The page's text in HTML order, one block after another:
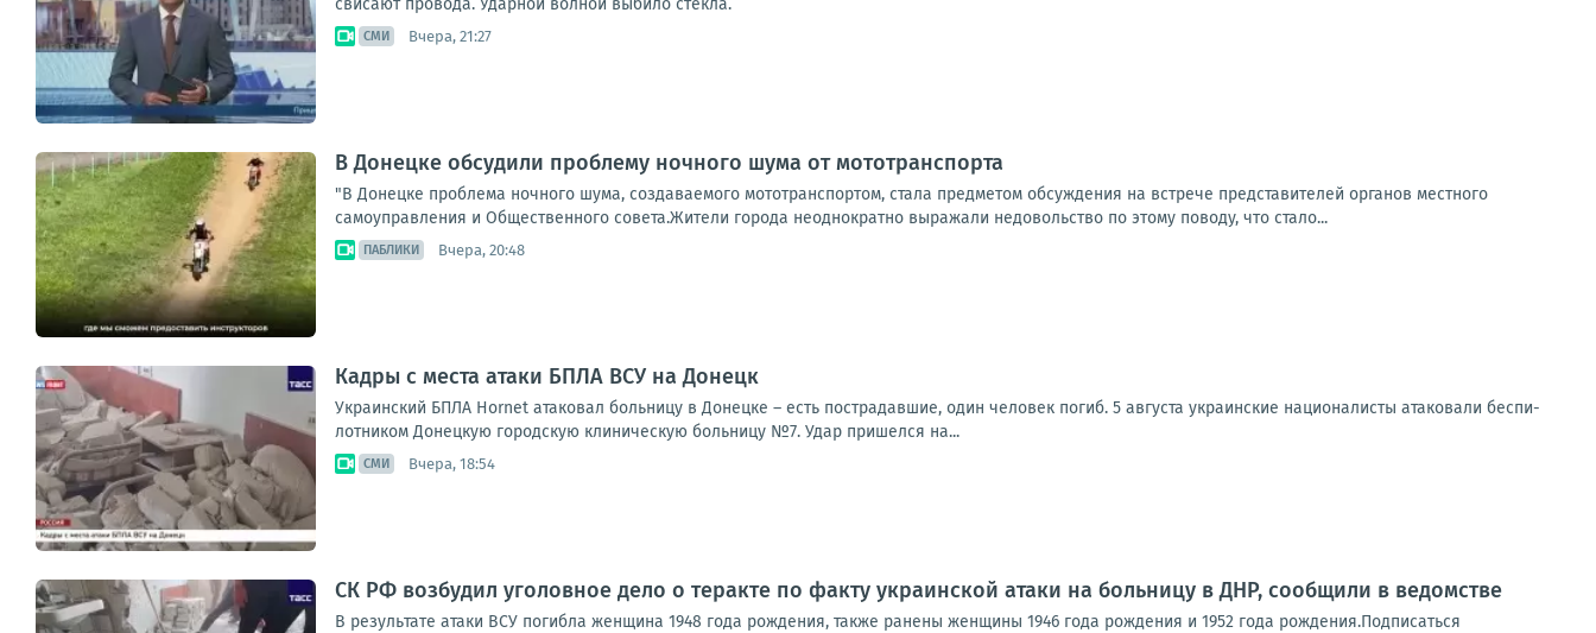
свисают провода. Ударной волной выбило стекла.
СМИ Вчера, 21:27
В Донецке обсудили проблему ночного шума от мототранспорта
"В Донецке проблема ночного шума, создаваемого мототранспортом, стала предметом обсуждения на встрече представителей органов местного
самоуправления и Общественного совета.Жители города неоднократно выражали недовольство по этому поводу, что стало...
ПАБЛИКИ Вчера, 20:48
Кадры с места атаки БПЛА ВСУ на Донецк
Укра­ин­ский БПЛА Hornet ата­ко­вал боль­ни­цу в Донец­ке – есть постра­дав­шие, один чело­век погиб. 5 авгу­ста укра­ин­ские наци­о­на­ли­сты ата­ко­ва­ли бес­пи­
лот­ни­ком Донец­кую город­скую кли­ни­че­скую боль­ни­цу №7. Удар при­шел­ся на...
СМИ Вчера, 18:54
СК РФ возбудил уголовное дело о теракте по факту украинской атаки на больницу в ДНР, сообщили в ведомстве
В результате атаки ВСУ погибла женщина 1948 года рождения, также ранены женщины 1946 года рождения и 1952 года рождения.Подписаться